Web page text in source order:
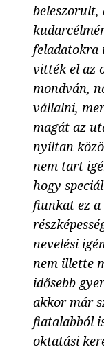
beleszorult,
feladatokra
vitték el az
mondván,
vállalni,
magát az
nyíltan
nem tart
hogy
fiunkat ez a
nevelési
nem illette
idősebb
akkor már
fiatalabból
oktatási